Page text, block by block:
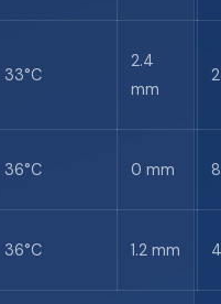
33°C
2.4
mm
36°C 0 mm
36°C 1.2 mm